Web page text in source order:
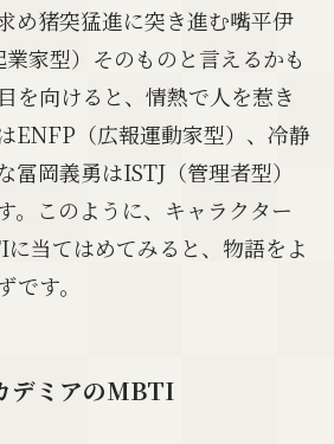
め猪突猛進に突き進む嘴平伊
家型）そのものと言えるかも
を向けると、情熱で人を惹き
ENFP（広報運動家型）、冷静
冨岡義勇はISTJ（管理者型）
。このように、キャラクター
当てはめてみると、物語をよ
です。
デミアのMBTI